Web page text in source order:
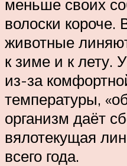
меньше своих
волоски короче.
животные
к зиме и к лету.
из-за
температуры,
организм даёт
вялотекущая
всего года.